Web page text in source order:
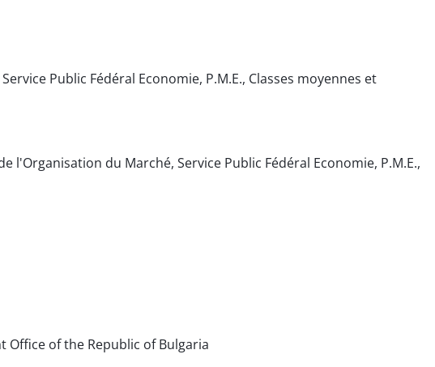
Public Fédéral Economie, P.M.E., Classes moyennes et
l'Organisation du Marché, Service Public Fédéral Economie, P.M.E.,
Office of the Republic of Bulgaria